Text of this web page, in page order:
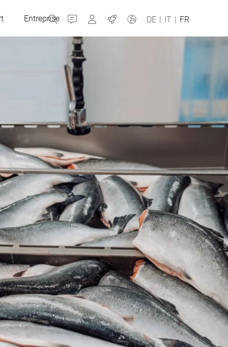
Entreprise Contact MyBizerba
Jobs DE | IT | FR
Grèce
Russie
Espagne
Ukraine